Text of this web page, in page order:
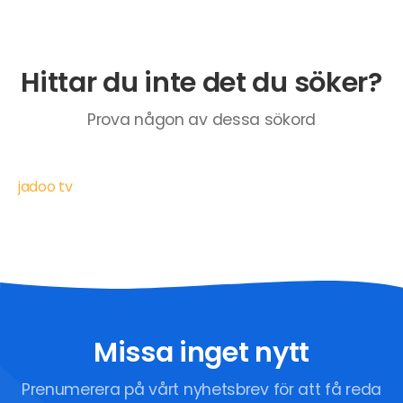
Hittar du inte det du söker?
Prova någon av dessa sökord
jadoo tv
Missa inget nytt
Prenumerera på vårt nyhetsbrev för att få reda